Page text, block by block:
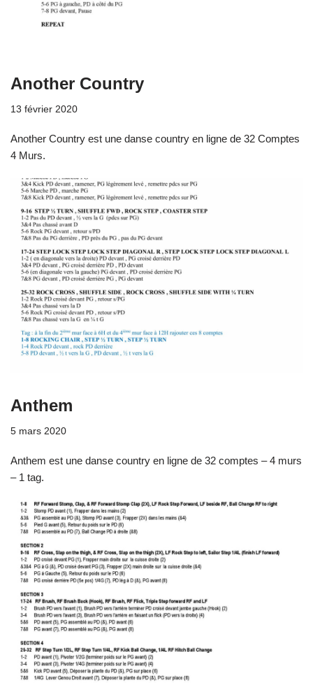
Another Country
13 février 2020
Another Country est une danse country en ligne de 32 Comptes
4 Murs.
Anthem
5 mars 2020
Anthem est une danse country en ligne de 32 comptes – 4 murs
– 1 tag.